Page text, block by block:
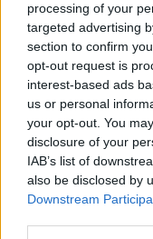
processing of your
targeted advertising
section to confirm
opt-out request is
interest-based ads
us or personal
your opt-out. You
disclosure of your
IAB’s list of
also be disclosed by
Downstream
Eladó adatai